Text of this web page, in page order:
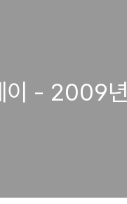
이 - 2009